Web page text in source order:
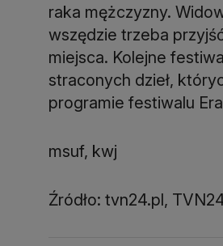
raka mężczyzny.
wszędzie trzeba
miejsca. Kolejne
straconych dzieł,
programie festiwalu
msuf, kwj
Źródło: tvn24.pl,